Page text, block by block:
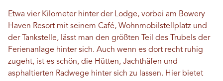
Etwa vier Kilometer hinter der Lodge, vorbei am Bowery
Haven Resort mit seinem Café, Wohnmobilstellplatz und
der Tankstelle, lässt man den größten Teil des Trubels der
Ferienanlage hinter sich. Auch wenn es dort recht ruhig
zugeht, ist es schön, die Hütten, Jachthäfen und
asphaltierten Radwege hinter sich zu lassen. Hier bietet